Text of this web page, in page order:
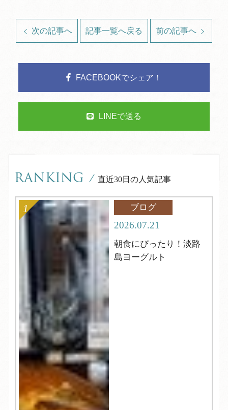
次の記事へ 記事一覧へ戻る 前の記事へ
FACEBOOKでシェア！
LINEで送る
RANKING / 直近30日の人気記事
ブログ
2026.07.21
朝食にぴったり！淡路
島ヨーグルト